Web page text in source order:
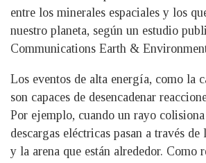
entre los minerales espaciales y los
nuestro planeta, según un estudio
Communications Earth &
Los eventos de alta energía, como la
son capaces de desencadenar
Por ejemplo, cuando un rayo
descargas eléctricas pasan a través de
y la arena que están alrededor. Como